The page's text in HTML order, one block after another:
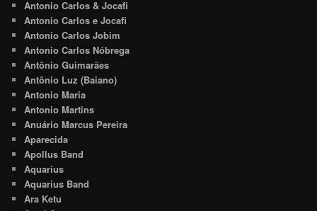
Antonio Carlos & Jocafi
Antonio Carlos e Jocafi
Antonio Carlos Jobim
Antonio Carlos Nóbrega
Antônio Guimarães
Antônio Luz (Baiano)
Antonio Maria
Antonio Martins
Anuário Marcus Pereira
Aparecida
Apollus Band
Aquarius
Aquarius Band
Ara Ketu